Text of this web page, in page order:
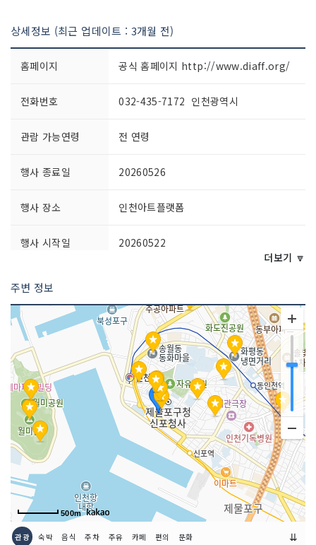
상세정보 (최근 업데이트 : 3개월 전)
홈페이지 공식 홈페이지 http://www.diaff.org/
전화번호 032-435-7172 인천광역시
관람 가능연령 전 연령
행사 종료일 20260526
행사 장소 인천아트플랫폼
행사 시작일 20260522
행사 프로그램
1. 개막식- 기간 : 5.22.(금) 19:00 - 장소
: 애관극장 1관- 개막식 사회 : 조민수(배
우), 김환(아나운서)- 개막공연 : 산만한시
선- 개막작 : 이란 단편영화 3편2. 무료 영
화 상영 & 감독, 배우와의 대화- 기간 : 5.
22.(금)~5.26.(화) - 장소 : 인천아트플랫
폼, 애관극장, 한중문화관- 디아스포라 주
제 장단편 영화 무료 상영 (온라인 사전 예
매 및 현장예매 가능)- 일부 작품은 감독,
배우와의 대화 진행 *디아스포라영화제
홈페이지에서 상영시간표 참고3. 부대 프
로그램 (인천아트플랫폼 일대)- 웰컴! 키
즈존 (5.23.(토)~5.26.(화) 10:00~18:0
0) : LAFLAF 키즈시네마, 키즈라이브러
리 운영- 만국피크닉 (5.23.(토)~5.25.
(월) 10:00~18:00) : 플리마켓, 식음부스
더보기 🔽
주변 정보
500m
관광 숙박 음식 주차 주유 카페 편의 문화 ⇊